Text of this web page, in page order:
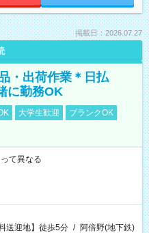
掲載日：2026.07.27
・出荷作業＊日払
に勤務OK
大学生歓迎
ブランクOK
て異なる
送迎地】徒歩5分 / 阿倍野(地下鉄)